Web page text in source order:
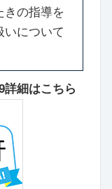
きの指導を
いについて
詳細はこちら